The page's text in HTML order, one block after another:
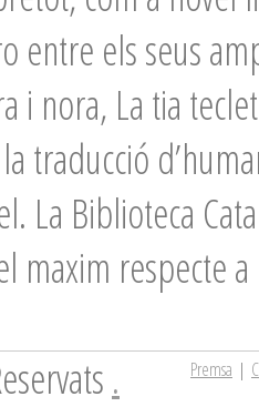
els seus
nora, La tia
La Biblioteca
maxim respecte
. Premsa |